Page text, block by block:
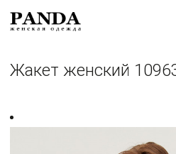
Жакет женский